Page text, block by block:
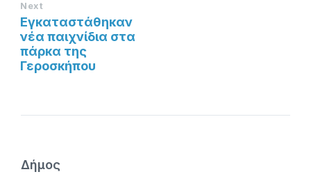
Next
Εγκαταστάθηκαν
νέα παιχνίδια στα
πάρκα της
Γεροσκήπου
Δήμος